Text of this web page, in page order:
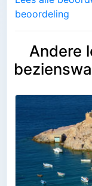
beoordeling
Andere